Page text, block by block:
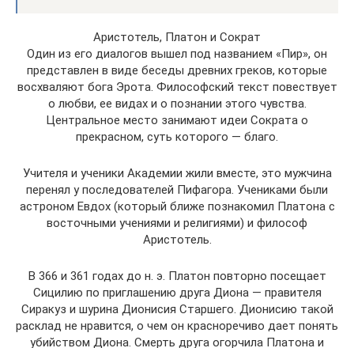
Аристотель, Платон и Сократ
Один из его диалогов вышел под названием «Пир», он
представлен в виде беседы древних греков, которые
восхваляют бога Эрота. Философский текст повествует
о любви, ее видах и о познании этого чувства.
Центральное место занимают идеи Сократа о
прекрасном, суть которого — благо.
Учителя и ученики Академии жили вместе, это мужчина
перенял у последователей Пифагора. Учениками были
астроном Евдох (который ближе познакомил Платона с
восточными учениями и религиями) и философ
Аристотель.
В 366 и 361 годах до н. э. Платон повторно посещает
Сицилию по приглашению друга Диона — правителя
Сиракуз и шурина Дионисия Старшего. Дионисию такой
расклад не нравится, о чем он красноречиво дает понять
убийством Диона. Смерть друга огорчила Платона и